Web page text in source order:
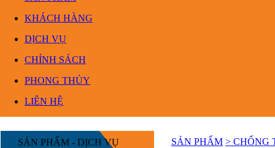
KHÁCH HÀNG
DỊCH VỤ
CHÍNH SÁCH
PHONG THỦY
LIÊN HỆ
SẢN PHẨM - DỊCH VỤ
SẢN PHẨM > CHỐNG